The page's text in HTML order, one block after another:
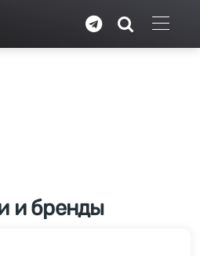
и бренды